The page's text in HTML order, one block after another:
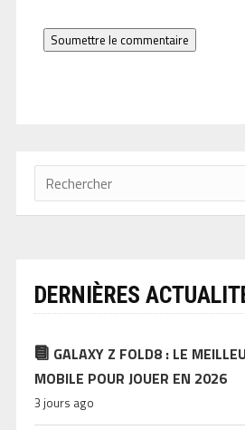
Soumettre le commentaire
DERNIÈRES
GALAXY Z FOLD8 : LE
MOBILE POUR JOUER EN 2026
3 jours ago